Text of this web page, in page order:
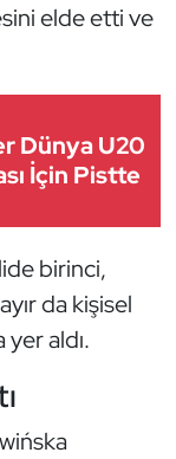
elde etti ve
Dünya U20
İçin Pistte
birinci,
da kişisel
aldı.